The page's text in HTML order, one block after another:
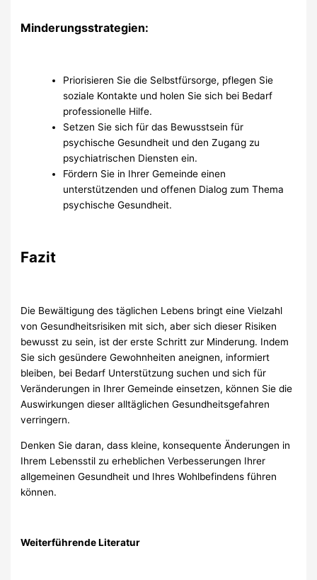
Minderungsstrategien:
Priorisieren Sie die Selbstfürsorge, pflegen Sie
soziale Kontakte und holen Sie sich bei Bedarf
professionelle Hilfe.
Setzen Sie sich für das Bewusstsein für
psychische Gesundheit und den Zugang zu
psychiatrischen Diensten ein.
Fördern Sie in Ihrer Gemeinde einen
unterstützenden und offenen Dialog zum Thema
psychische Gesundheit.
Fazit
Die Bewältigung des täglichen Lebens bringt eine Vielzahl
von Gesundheitsrisiken mit sich, aber sich dieser Risiken
bewusst zu sein, ist der erste Schritt zur Minderung. Indem
Sie sich gesündere Gewohnheiten aneignen, informiert
bleiben, bei Bedarf Unterstützung suchen und sich für
Veränderungen in Ihrer Gemeinde einsetzen, können Sie die
Auswirkungen dieser alltäglichen Gesundheitsgefahren
verringern.
Denken Sie daran, dass kleine, konsequente Änderungen in
Ihrem Lebensstil zu erheblichen Verbesserungen Ihrer
allgemeinen Gesundheit und Ihres Wohlbefindens führen
können.
Weiterführende Literatur